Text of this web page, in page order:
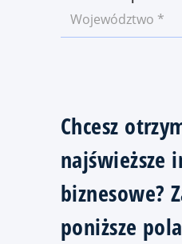
Chcesz
najświeższe
biznesowe?
poniższe